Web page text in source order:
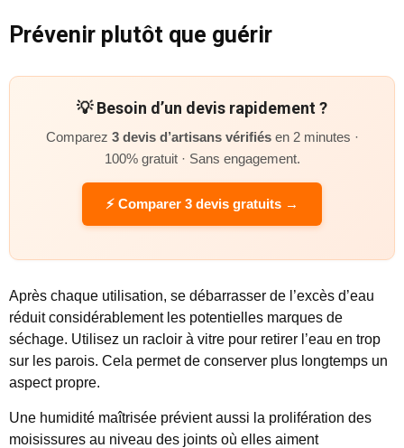
Prévenir plutôt que guérir
💡 Besoin d’un devis rapidement ?
Comparez 3 devis d’artisans vérifiésen 2 minutes ·
100% gratuit · Sans engagement.
⚡ Comparer 3 devis gratuits →
Après chaque utilisation, se débarrasser de l’excès d’eau
réduit considérablement les potentielles marques de
séchage. Utilisez un racloir à vitre pour retirer l’eau en trop
sur les parois. Cela permet de conserver plus longtemps un
aspect propre.
Une humidité maîtrisée prévient aussi la prolifération des
moisissures au niveau des joints où elles aiment